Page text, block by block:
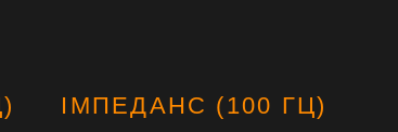
ІМПЕДАНС (100 ГЦ)